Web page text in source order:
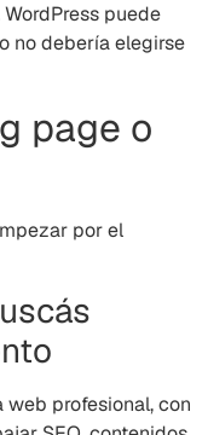
puede
no debería elegirse
page o
por el
web profesional, con